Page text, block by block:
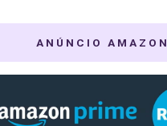
ANÚNCIO AMAZON